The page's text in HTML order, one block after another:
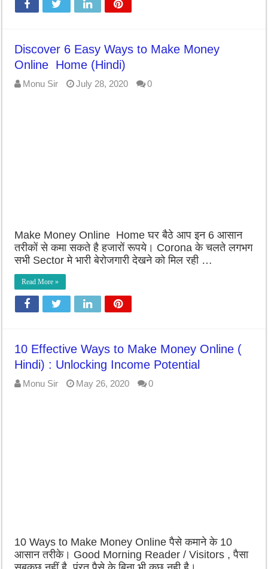
Discover 6 Easy Ways to Make Money
Online Home (Hindi)
Monu Sir July 28, 2020 0
Make Money Online Home घर बैठे आप इन 6 आसान
तरीकों से कमा सकते है हजारों रूपये। Corona के चलते लगभग
सभी Sector मे भारी बेरोजगारी देखने को मिल रही …
Read More »
10 Effective Ways to Make Money Online (
Hindi) : Unlocking Income Potential
Monu Sir May 26, 2020 0
10 Ways to Make Money Online पैसे कमाने के 10
आसान तरीके। Good Morning Reader / Visitors , पैसा